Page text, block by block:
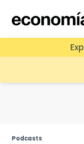
Podcasts